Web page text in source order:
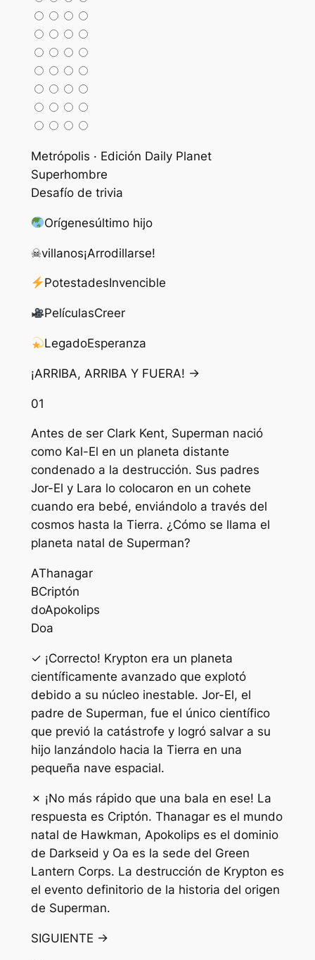
Metrópolis · Edición Daily Planet
Superhombre
Desafío de trivia
Orígenesúltimo hijo
☠villanos¡Arrodillarse!
PotestadesInvencible
PelículasCreer
LegadoEsperanza
¡ARRIBA, ARRIBA Y FUERA! →
01
Antes de ser Clark Kent, Superman nació
como Kal-El en un planeta distante
condenado a la destrucción. Sus padres
Jor-El y Lara lo colocaron en un cohete
cuando era bebé, enviándolo a través del
cosmos hasta la Tierra. ¿Cómo se llama el
planeta natal de Superman?
AThanagar
BCriptón
doApokolips
Doa
✓ ¡Correcto! Krypton era un planeta
científicamente avanzado que explotó
debido a su núcleo inestable. Jor-El, el
padre de Superman, fue el único científico
que previó la catástrofe y logró salvar a su
hijo lanzándolo hacia la Tierra en una
pequeña nave espacial.
✗ ¡No más rápido que una bala en ese! La
respuesta es Criptón. Thanagar es el mundo
natal de Hawkman, Apokolips es el dominio
de Darkseid y Oa es la sede del Green
Lantern Corps. La destrucción de Krypton es
el evento definitorio de la historia del origen
de Superman.
SIGUIENTE →